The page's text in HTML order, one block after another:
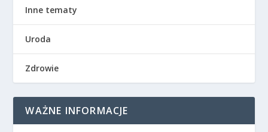
Inne tematy
Uroda
Zdrowie
WAŻNE INFORMACJE